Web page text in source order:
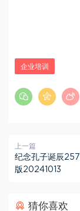
企业培训
上一篇
纪念孔子诞辰
版20241013
猜你喜欢